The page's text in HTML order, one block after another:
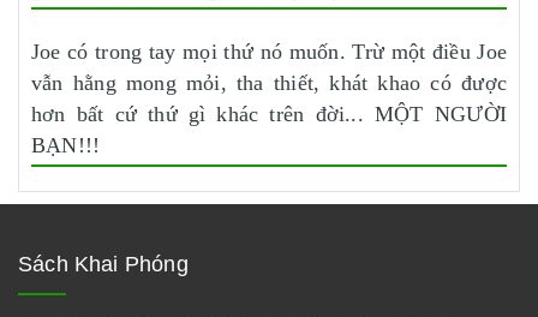
Joe có trong tay mọi thứ nó muốn. Trừ một điều Joe
vẫn hằng mong mỏi, tha thiết, khát khao có được
hơn bất cứ thứ gì khác trên đời... MỘT NGƯỜI
BẠN!!!
Sách Khai Phóng